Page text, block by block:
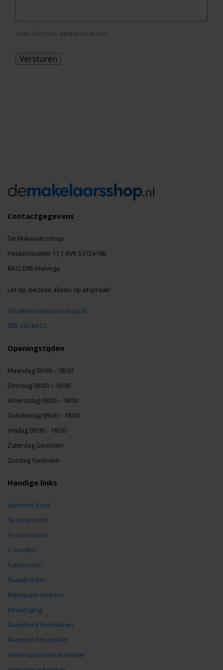
0 van 600 max. aantal karakters
Contactgegevens
De Makelaarsshop
Heideblauwtje 17 | KVK 53724186
8472 DM Wolvega
Let op: bezoek alleen op afspraak!
info@demakelaarsshop.nl
085 130 64 52
Openingstijden
Maandag 09:00 – 18:00
Dinsdag 09:00 – 18:00
Woensdag 09:00 – 18:00
Donderdag 09:00 – 18:00
Vrijdag 09:00 – 18:00
Zaterdag Gesloten
Zondag Gesloten
Handige links
Verkocht bord
Te koop bord
Te huur bord
V-borden
Tuinborden
Raamborden
Makelaars stickers
Bevestiging
Raambord bedrukken
Raambord bestellen
Verkoopborden makelaar